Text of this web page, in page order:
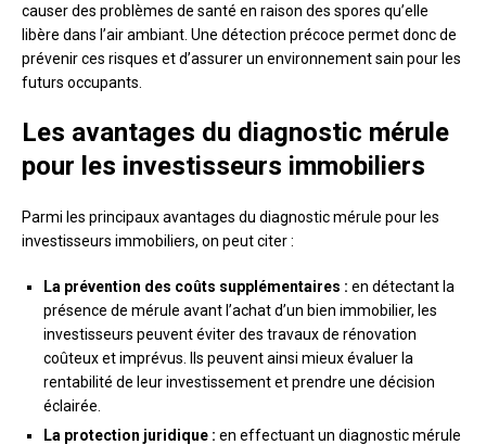
causer des problèmes de santé en raison des spores qu’elle
libère dans l’air ambiant. Une détection précoce permet donc de
prévenir ces risques et d’assurer un environnement sain pour les
futurs occupants.
Les avantages du diagnostic mérule
pour les investisseurs immobiliers
Parmi les principaux avantages du diagnostic mérule pour les
investisseurs immobiliers, on peut citer :
La prévention des coûts supplémentaires : en détectant la
présence de mérule avant l’achat d’un bien immobilier, les
investisseurs peuvent éviter des travaux de rénovation
coûteux et imprévus. Ils peuvent ainsi mieux évaluer la
rentabilité de leur investissement et prendre une décision
éclairée.
La protection juridique : en effectuant un diagnostic mérule